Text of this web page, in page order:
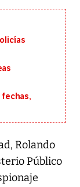
fechas,
Rolando
Público